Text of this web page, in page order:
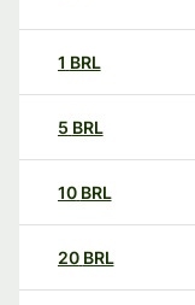
1 BRL
5 BRL
10 BRL
20 BRL